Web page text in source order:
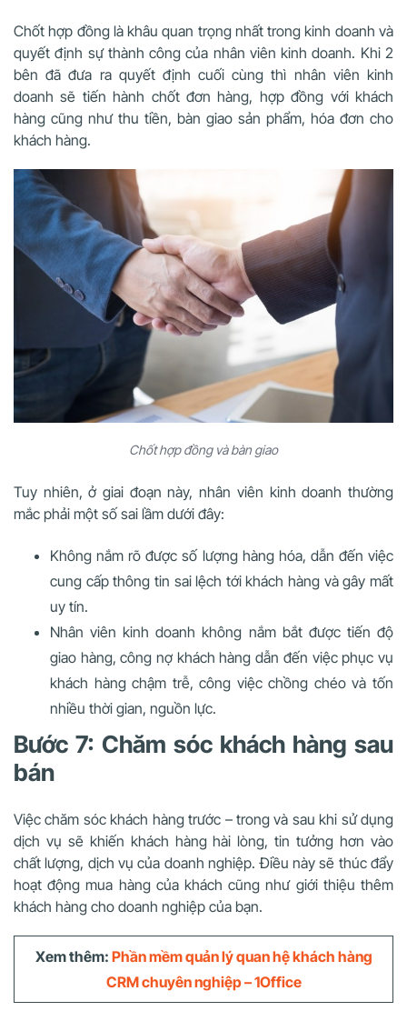
Chốt hợp đồng là khâu quan trọng nhất trong kinh doanh và
quyết định sự thành công của nhân viên kinh doanh. Khi 2
bên đã đưa ra quyết định cuối cùng thì nhân viên kinh
doanh sẽ tiến hành chốt đơn hàng, hợp đồng với khách
hàng cũng như thu tiền, bàn giao sản phẩm, hóa đơn cho
khách hàng.
Chốt hợp đồng và bàn giao
Tuy nhiên, ở giai đoạn này, nhân viên kinh doanh thường
mắc phải một số sai lầm dưới đây:
Không nắm rõ được số lượng hàng hóa, dẫn đến việc
cung cấp thông tin sai lệch tới khách hàng và gây mất
uy tín.
Nhân viên kinh doanh không nắm bắt được tiến độ
giao hàng, công nợ khách hàng dẫn đến việc phục vụ
khách hàng chậm trễ, công việc chồng chéo và tốn
nhiều thời gian, nguồn lực.
Bước 7: Chăm sóc khách hàng sau
bán
Việc chăm sóc khách hàng trước – trong và sau khi sử dụng
dịch vụ sẽ khiến khách hàng hài lòng, tin tưởng hơn vào
chất lượng, dịch vụ của doanh nghiệp. Điều này sẽ thúc đẩy
hoạt động mua hàng của khách cũng như giới thiệu thêm
khách hàng cho doanh nghiệp của bạn.
Xem thêm: Phần mềm quản lý quan hệ khách hàng
CRM chuyên nghiệp – 1Office